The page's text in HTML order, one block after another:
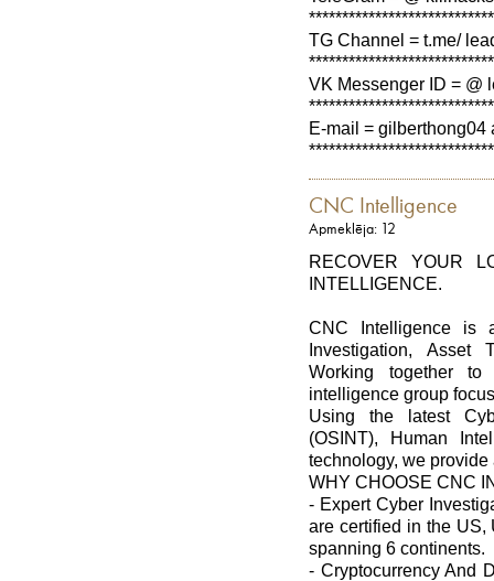
TG Channel = t.me/
VK Messenger ID = @
E-mail = gilberthong04
CNC Intelligence
Apmeklēja: 12
RECOVER YOUR
INTELLIGENCE.
CNC Intelligence is
Investigation, Asset
Working together
intelligence group
Using the latest
(OSINT), Human
technology, we
WHY CHOOSE CNC
- Expert Cyber
are certified in the US,
spanning 6 continents.
- Cryptocurrency And